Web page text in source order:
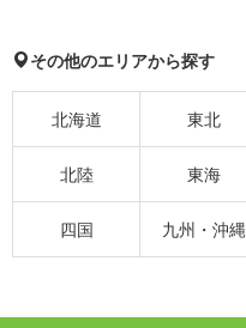
その他のエリアから探す
北海道 東北
北陸 東海
四国 九州・沖縄